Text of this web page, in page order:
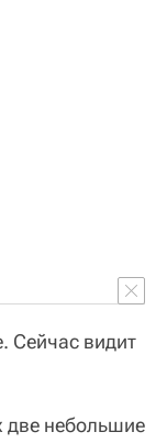
Сейчас видит
две небольшие